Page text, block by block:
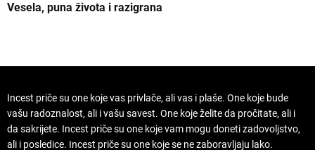
Vesela, puna života i razigrana
Incest priče su one koje vas privlače, ali vas i plaše. One koje bude
vašu radoznalost, ali i vašu savest. One koje želite da pročitate, ali i
da sakrijete. Incest priče su one koje vam mogu doneti zadovoljstvo,
ali i posledice. Incest priče su one koje se ne zaboravljaju lako.